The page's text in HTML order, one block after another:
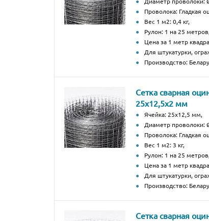
Проволока: Гладкая
Вес 1 м2: 0,4 кг,
Рулон: 1 на 25
Цена за 1 метр
Для штукатурки,
Производство:
Сетка сварная
25х12,5х2 мм
Ячейка: 25х12,5 мм,
Диаметр проволоки:
Проволока: Гладкая
Вес 1 м2: 3 кг,
Рулон: 1 на 25
Цена за 1 метр
Для штукатурки,
Производство:
Сетка сварная